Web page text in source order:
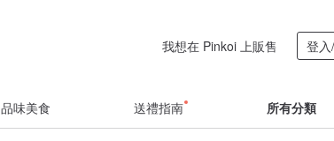
我想在 Pinkoi 上販售 登
品味美食 送禮指南 所有分類